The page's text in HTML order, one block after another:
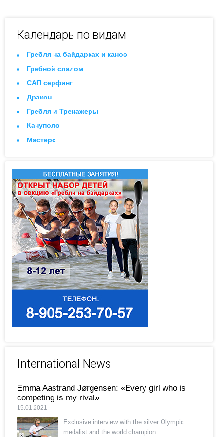
Календарь по видам
Гребля на байдарках и каноэ
Гребной слалом
САП серфинг
Дракон
Гребля и Тренажеры
Кануполо
Мастерс
International News
Emma Aastrand Jørgensen: «Every girl who is
competing is my rival»
15.01.2021
Exclusive interview with the silver Olympic
medalist and the world champion. ...